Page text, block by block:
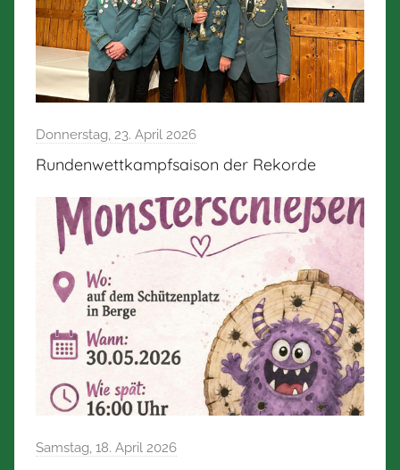
Donnerstag, 23. April 2026
Rundenwettkampfsaison der Rekorde
Samstag, 18. April 2026